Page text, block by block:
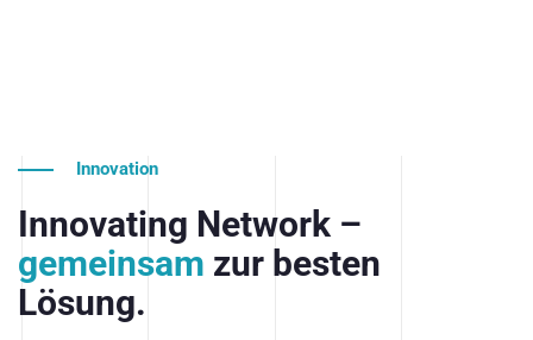
Innovation
Innovating Network –
gemeinsam zur besten
Lösung.